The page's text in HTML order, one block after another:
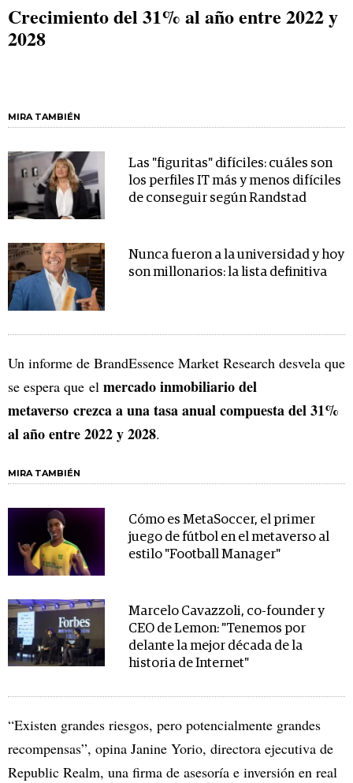
Crecimiento del 31% al año entre 2022 y
2028
MIRA TAMBIÉN
Las "figuritas" difíciles: cuáles son
los perfiles IT más y menos difíciles
de conseguir según Randstad
Nunca fueron a la universidad y hoy
son millonarios: la lista definitiva
Un informe de BrandEssence Market Research desvela que
se espera que el mercado inmobiliario del
metaverso crezca a una tasa anual compuesta del 31%
al año entre 2022 y 2028.
MIRA TAMBIÉN
Cómo es MetaSoccer, el primer
juego de fútbol en el metaverso al
estilo "Football Manager"
Marcelo Cavazzoli, co-founder y
CEO de Lemon: "Tenemos por
delante la mejor década de la
historia de Internet"
“Existen grandes riesgos, pero potencialmente grandes
recompensas”, opina Janine Yorio, directora ejecutiva de
Republic Realm, una firma de asesoría e inversión en real